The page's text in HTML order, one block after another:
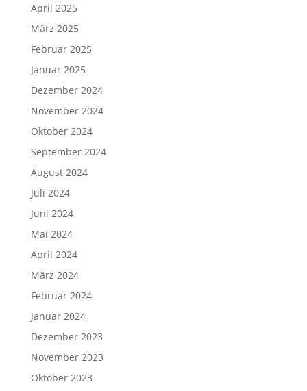
April 2025
März 2025
Februar 2025
Januar 2025
Dezember 2024
November 2024
Oktober 2024
September 2024
August 2024
Juli 2024
Juni 2024
Mai 2024
April 2024
März 2024
Februar 2024
Januar 2024
Dezember 2023
November 2023
Oktober 2023